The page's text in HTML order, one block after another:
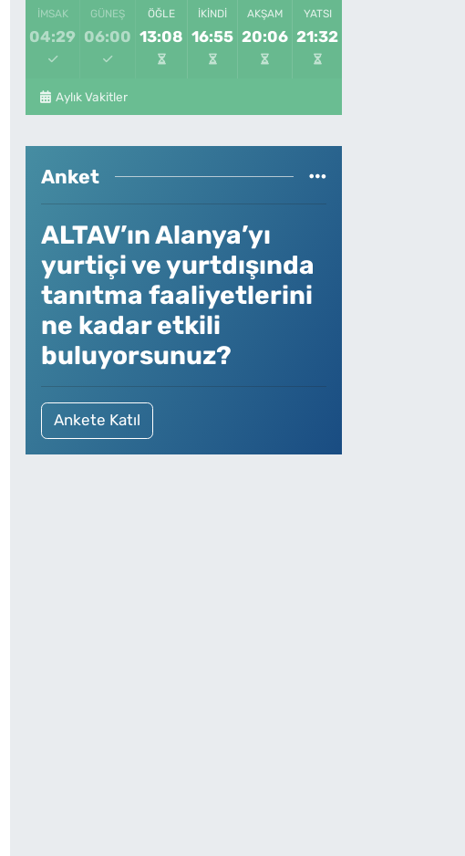
İMSAK
04:29
GÜNEŞ
06:00
ÖĞLE
13:08
İKINDI
16:55
AKŞAM
20:06
YATSI
21:32
Aylık Vakitler
Anket
ALTAV’ın Alanya’yı
yurtiçi ve yurtdışında
tanıtma faaliyetlerini
ne kadar etkili
buluyorsunuz?
Ankete Katıl